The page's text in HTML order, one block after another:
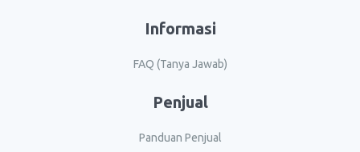
Informasi
FAQ (Tanya Jawab)
Penjual
Panduan Penjual